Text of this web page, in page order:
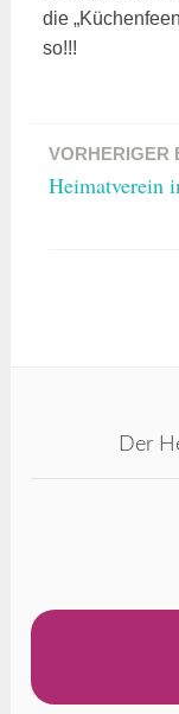
die
so!!!
VORHERIGER
Heimatverein
Der